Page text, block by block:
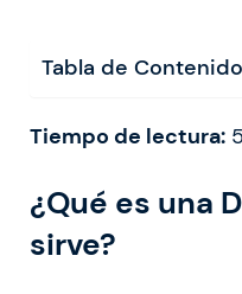
Tabla de
Tiempo de lectura: 5
¿Qué es una D
sirve?